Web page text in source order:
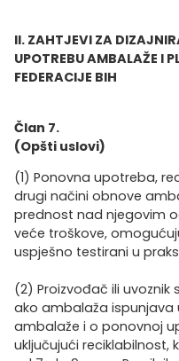
II. ZAHTJEVI ZA
UPOTREBU AMBALAŽE I
FEDERACIJE BIH
Član 7.
(Opšti uslovi)
(1) Ponovna upotreba,
drugi načini obnove
prednost nad njegovim
veće troškove,
uspješno testirani u
(2) Proizvođač ili
ako ambalaža ispunjava
ambalaže i o ponovnoj
uključujući reciklabilnost,